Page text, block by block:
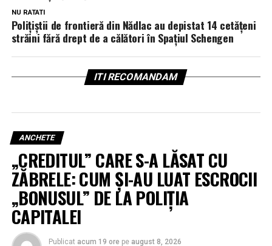
NU RATATI
Polițiștii de frontieră din Nădlac au depistat 14 cetățeni
străini fără drept de a călători în Spațiul Schengen
ITI RECOMANDAM
ANCHETE
„CREDITUL” CARE S-A LĂSAT CU
ZĂBRELE: CUM ȘI-AU LUAT ESCROCII
„BONUSUL” DE LA POLIȚIA
CAPITALEI
Publicat acum 19 ore pe august 8, 2026